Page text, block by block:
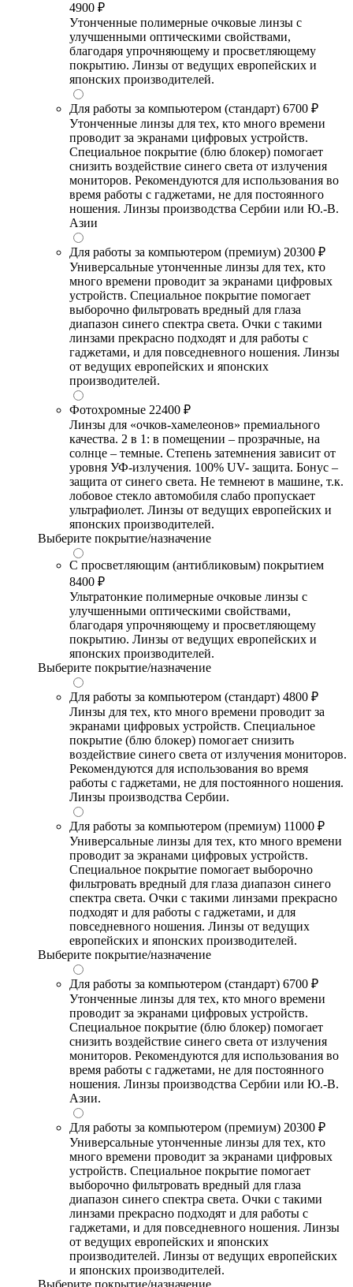
4900 ₽
Утонченные полимерные очковые линзы с
улучшенными оптическими свойствами,
благодаря упрочняющему и просветляющему
покрытию. Линзы от ведущих европейских и
японских производителей.
Для работы за компьютером (стандарт) 6700 ₽
Утонченные линзы для тех, кто много времени
проводит за экранами цифровых устройств.
Специальное покрытие (блю блокер) помогает
снизить воздействие синего света от излучения
мониторов. Рекомендуются для использования во
время работы с гаджетами, не для постоянного
ношения. Линзы производства Сербии или Ю.-В.
Азии
Для работы за компьютером (премиум) 20300 ₽
Универсальные утонченные линзы для тех, кто
много времени проводит за экранами цифровых
устройств. Специальное покрытие помогает
выборочно фильтровать вредный для глаза
диапазон синего спектра света. Очки с такими
линзами прекрасно подходят и для работы с
гаджетами, и для повседневного ношения. Линзы
от ведущих европейских и японских
производителей.
Фотохромные 22400 ₽
Линзы для «очков-хамелеонов» премиального
качества. 2 в 1: в помещении – прозрачные, на
солнце – темные. Степень затемнения зависит от
уровня УФ-излучения. 100% UV- защита. Бонус –
защита от синего света. Не темнеют в машине, т.к.
лобовое стекло автомобиля слабо пропускает
ультрафиолет. Линзы от ведущих европейских и
японских производителей.
Выберите покрытие/назначение
С просветляющим (антибликовым) покрытием
8400 ₽
Ультратонкие полимерные очковые линзы с
улучшенными оптическими свойствами,
благодаря упрочняющему и просветляющему
покрытию. Линзы от ведущих европейских и
японских производителей.
Выберите покрытие/назначение
Для работы за компьютером (стандарт) 4800 ₽
Линзы для тех, кто много времени проводит за
экранами цифровых устройств. Специальное
покрытие (блю блокер) помогает снизить
воздействие синего света от излучения мониторов.
Рекомендуются для использования во время
работы с гаджетами, не для постоянного ношения.
Линзы производства Сербии.
Для работы за компьютером (премиум) 11000 ₽
Универсальные линзы для тех, кто много времени
проводит за экранами цифровых устройств.
Специальное покрытие помогает выборочно
фильтровать вредный для глаза диапазон синего
спектра света. Очки с такими линзами прекрасно
подходят и для работы с гаджетами, и для
повседневного ношения. Линзы от ведущих
европейских и японских производителей.
Выберите покрытие/назначение
Для работы за компьютером (стандарт) 6700 ₽
Утонченные линзы для тех, кто много времени
проводит за экранами цифровых устройств.
Специальное покрытие (блю блокер) помогает
снизить воздействие синего света от излучения
мониторов. Рекомендуются для использования во
время работы с гаджетами, не для постоянного
ношения. Линзы производства Сербии или Ю.-В.
Азии.
Для работы за компьютером (премиум) 20300 ₽
Универсальные утонченные линзы для тех, кто
много времени проводит за экранами цифровых
устройств. Специальное покрытие помогает
выборочно фильтровать вредный для глаза
диапазон синего спектра света. Очки с такими
линзами прекрасно подходят и для работы с
гаджетами, и для повседневного ношения. Линзы
от ведущих европейских и японских
производителей. Линзы от ведущих европейских
и японских производителей.